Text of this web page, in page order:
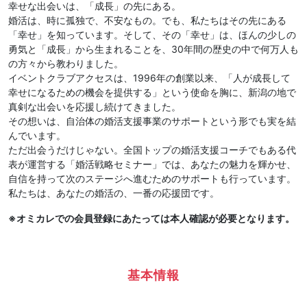
幸せな出会いは、「成長」の先にある。
婚活は、時に孤独で、不安なもの。でも、私たちはその先にある
「幸せ」を知っています。そして、その「幸せ」は、ほんの少しの
勇気と「成長」から生まれることを、30年間の歴史の中で何万人も
の方々から教わりました。
イベントクラブアクセスは、1996年の創業以来、「人が成長して
幸せになるための機会を提供する」という使命を胸に、新潟の地で
真剣な出会いを応援し続けてきました。
その想いは、自治体の婚活支援事業のサポートという形でも実を結
んでいます。
ただ出会うだけじゃない。全国トップの婚活支援コーチでもある代
表が運営する「婚活戦略セミナー」では、あなたの魅力を輝かせ、
自信を持って次のステージへ進むためのサポートも行っています。
私たちは、あなたの婚活の、一番の応援団です。
※オミカレでの会員登録にあたっては本人確認が必要となります。
基本情報